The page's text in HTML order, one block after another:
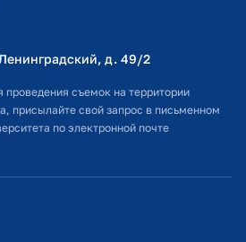
почты
РФ
д. 49/2​
съемок на территории
присылайте свой запрос в письменном
по электронной почте